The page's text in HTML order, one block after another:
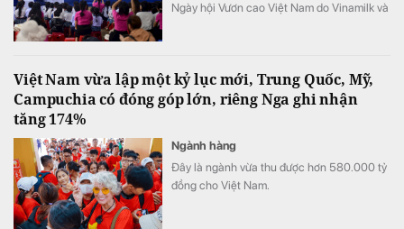
Ngày hội Vươn cao Việt Nam do Vinamilk và
Việt Nam vừa lập một kỷ lục mới, Trung Quốc, Mỹ,
Campuchia có đóng góp lớn, riêng Nga ghi nhận
tăng 174%
Ngành hàng
Đây là ngành vừa thu được hơn 580.000 tỷ
đồng cho Việt Nam.